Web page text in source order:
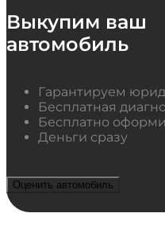
Выкупим ваш
автомобиль
Гарантируем
Бесплатная
Бесплатно
Деньги сразу
Оценить автомобиль